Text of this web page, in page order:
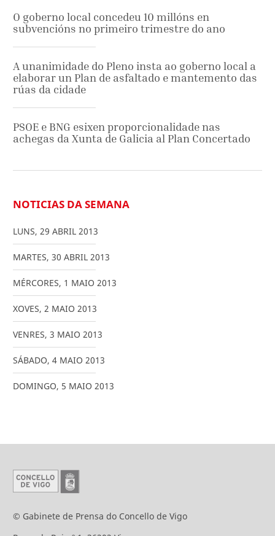
O goberno local concedeu 10 millóns en
subvencións no primeiro trimestre do ano
A unanimidade do Pleno insta ao goberno local a
elaborar un Plan de asfaltado e mantemento das
rúas da cidade
PSOE e BNG esixen proporcionalidade nas
achegas da Xunta de Galicia al Plan Concertado
NOTICIAS DA SEMANA
LUNS, 29 ABRIL 2013
MARTES, 30 ABRIL 2013
MÉRCORES, 1 MAIO 2013
XOVES, 2 MAIO 2013
VENRES, 3 MAIO 2013
SÁBADO, 4 MAIO 2013
DOMINGO, 5 MAIO 2013
© Gabinete de Prensa do Concello de Vigo